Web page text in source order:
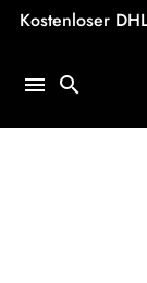
Direkt
Kostenloser
menu search